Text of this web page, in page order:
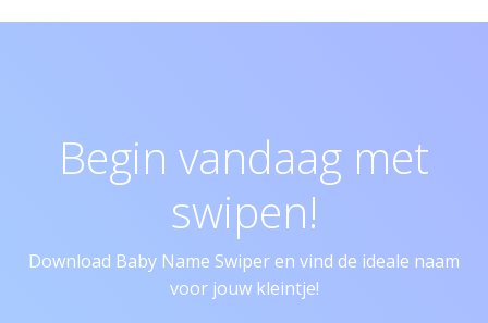
Begin vandaag met
swipen!
Download Baby Name Swiper en vind de ideale naam
voor jouw kleintje!